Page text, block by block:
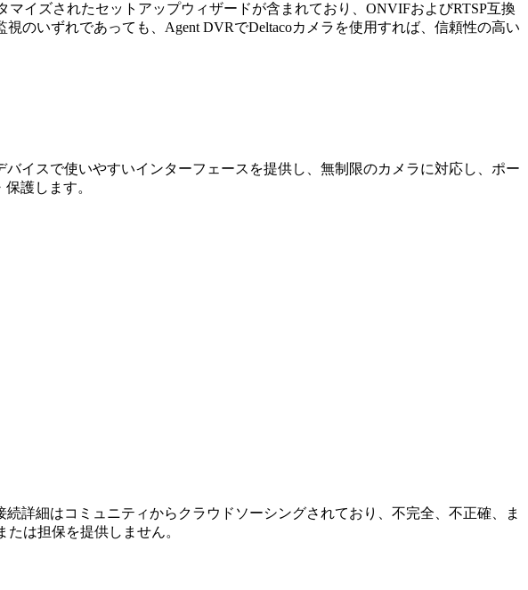
イズされたセットアップウィザードが含まれており、ONVIFおよびRTSP互換
のいずれであっても、Agent DVRでDeltacoカメラを使用すれば、信頼性の高い
イスで使いやすいインターフェースを提供し、無制限のカメラに対応し、ポー
護します。
詳細はコミュニティからクラウドソーシングされており、不完全、不正確、ま
は担保を提供しません。